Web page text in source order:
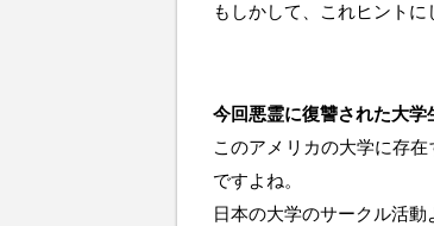
もしかして、これヒントに
今回悪霊に復讐された大学
このアメリカの大学に存
ですよね。
日本の大学のサークル活動